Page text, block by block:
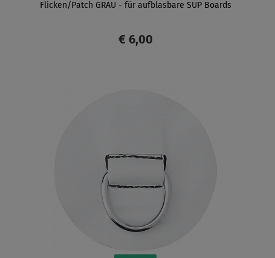
Flicken/Patch GRAU - für aufblasbare SUP Boards
€ 6,00